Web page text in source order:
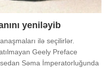
yeniləyib
ilə seçilirlər.
Geely Preface
Səma İmperatorluğunda